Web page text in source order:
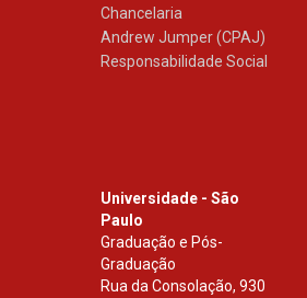
Chancelaria
Andrew Jumper (CPAJ)
Responsabilidade Social
Universidade - São
Paulo
Graduação e Pós-
Graduação
Rua da Consolação, 930